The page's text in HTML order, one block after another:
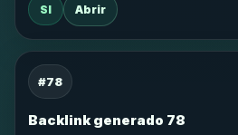
SI Abrir
#78
Backlink generado 78